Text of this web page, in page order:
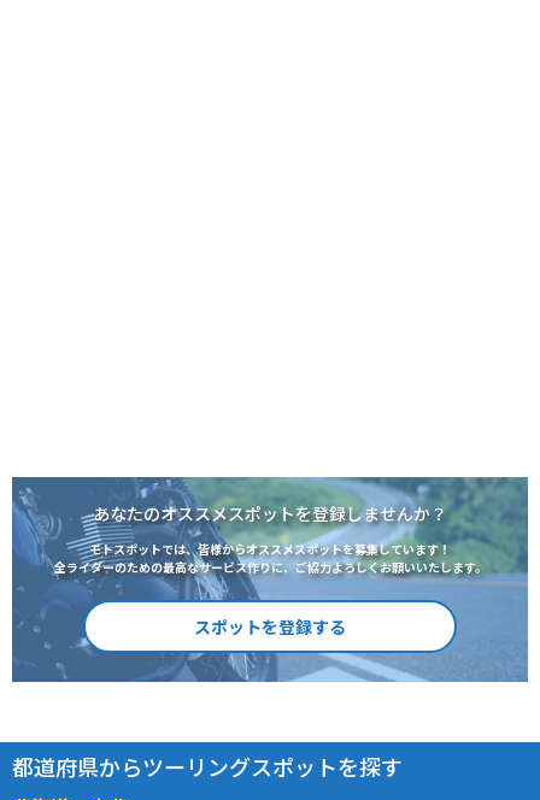
あなたのオススメスポットを登録しませんか？
モトスポットでは、皆様からオススメスポットを募集しています！
全ライダーのための最高なサービス作りに、ご協力よろしくお願いいたします。
スポットを登録する
都道府県からツーリングスポットを探す